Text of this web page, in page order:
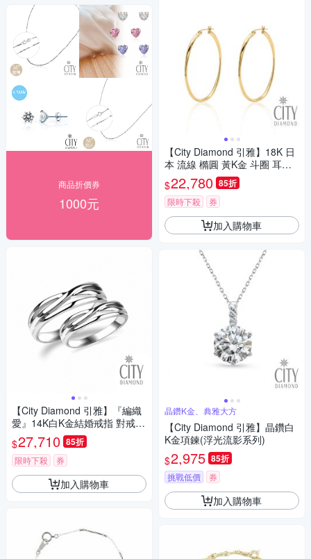
商品折價券
1000元
【City Diamond 引雅】『編織
愛』14K白K金結婚戒指 對戒
(璀璨流光系列)
$27,710 85折
限時下殺 券
加入購物車
【City Diamond 引雅】18K 日
本 流線 橢圓 黃K金 斗圈 耳環
(東京Yuki系列)
$22,780 85折
限時下殺 券
加入購物車
晶鑽K金、典雅大方
【City Diamond 引雅】晶鑽白
K金項鍊(浮光流影系列)
$2,975 85折
挑戰低價 券
加入購物車